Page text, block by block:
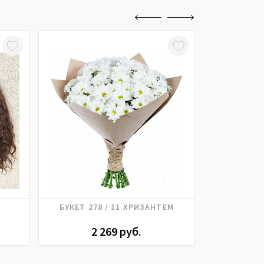
Хризантема
БУКЕТ 278 / 11 ХРИЗАНТЕМ
2 269 руб.